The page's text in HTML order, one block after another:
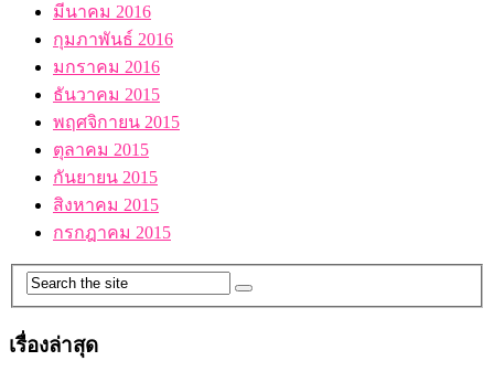
มีนาคม 2016
กุมภาพันธ์ 2016
มกราคม 2016
ธันวาคม 2015
พฤศจิกายน 2015
ตุลาคม 2015
กันยายน 2015
สิงหาคม 2015
กรกฎาคม 2015
เรื่องล่าสุด